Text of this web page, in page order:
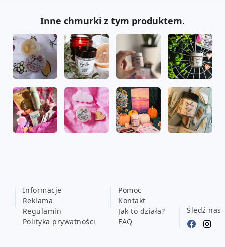
Inne chmurki z tym produktem.
Informacje
Reklama
Regulamin
Polityka prywatności
Pomoc
Kontakt
Jak to działa?
FAQ
Śledź nas